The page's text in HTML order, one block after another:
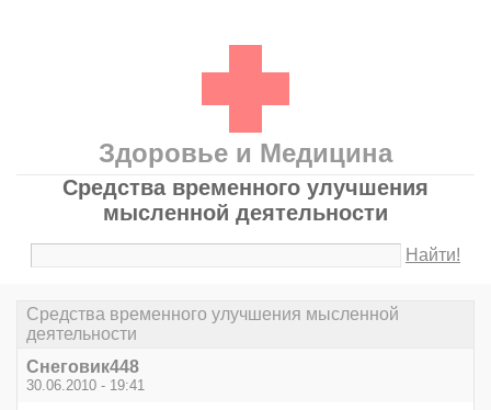
Здоровье и Медицина
Средства временного улучшения
мысленной деятельности
Найти!
Средства временного улучшения мысленной
деятельности
Снеговик448
30.06.2010 - 19:41